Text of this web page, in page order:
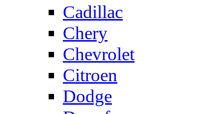
Cadillac
Chery
Chevrolet
Citroen
Dodge